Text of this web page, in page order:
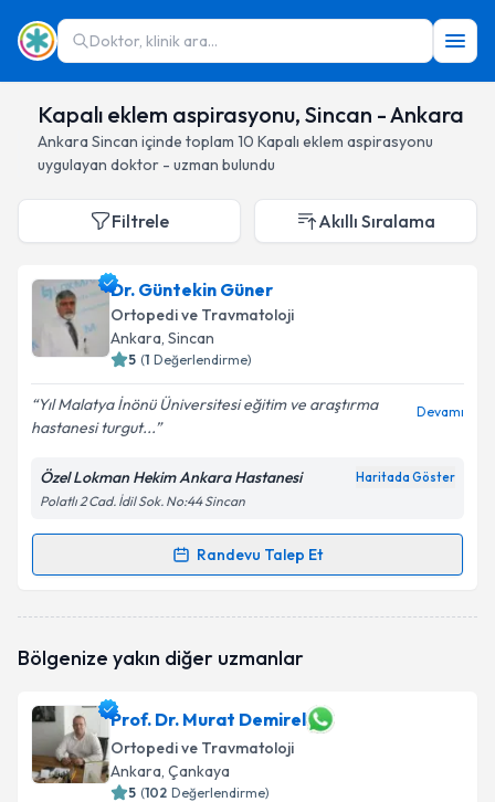
Doktor, klinik ara...
Kapalı eklem aspirasyonu, Sincan - Ankara
Ankara Sincan içinde toplam 10 Kapalı eklem aspirasyonu
uygulayan doktor - uzman bulundu
Filtrele Akıllı Sıralama
Dr. Güntekin Güner
Ortopedi ve Travmatoloji
Ankara, Sincan
5 (1 Değerlendirme)
Yıl Malatya İnönü Üniversitesi eğitim ve araştırma
hastanesi turgut...
Devamı
Özel Lokman Hekim Ankara Hastanesi Haritada Göster
Polatlı 2 Cad. İdil Sok. No:44 Sincan
Randevu Talep Et
Randevu Takvimi Talebi
oluşturun. Size bu uzmandan randevu almanız için bir
E-posta Adresiniz
Bölgenize yakın diğer uzmanlar
Prof. Dr. Murat Demirel
Ortopedi ve Travmatoloji
Ankara, Çankaya
5 (102 Değerlendirme)